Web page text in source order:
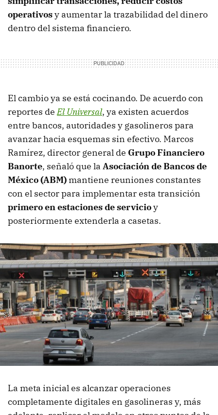
operativosy aumentar la trazabilidad del dinero
dentro del sistema financiero.
El cambio ya se está cocinando. De acuerdo con
reportes deEl Universal, ya existen acuerdos
entre bancos, autoridades y gasolineros para
avanzar hacia esquemas sin efectivo. Marcos
Ramírez, director general de Grupo Financiero
Banorte, señaló que la Asociación de Bancos de
México (ABM) mantiene reuniones constantes
con el sector para implementar esta transición
primero en estaciones de servicioy
posteriormente extenderla a casetas.
La meta inicial es alcanzar operaciones
completamente digitales en gasolineras y, más